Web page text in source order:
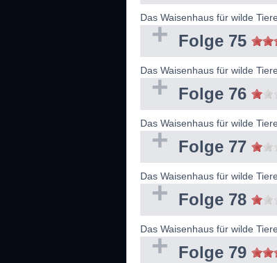
Das Waisenhaus für wilde
Folge 75
Das Waisenhaus für wilde
Folge 76
Das Waisenhaus für wilde
Folge 77
Das Waisenhaus für wilde
Folge 78
Das Waisenhaus für wilde
Folge 79